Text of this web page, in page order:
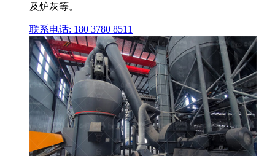
及炉灰等。
联系电话: 180 3780 8511